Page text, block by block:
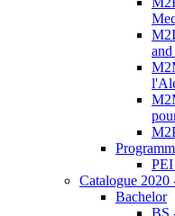
PEI
Catalogue 2020
Bachelor
BS